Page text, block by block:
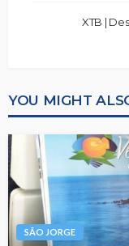
XTB |
YOU MIGHT
SÃO JORGE